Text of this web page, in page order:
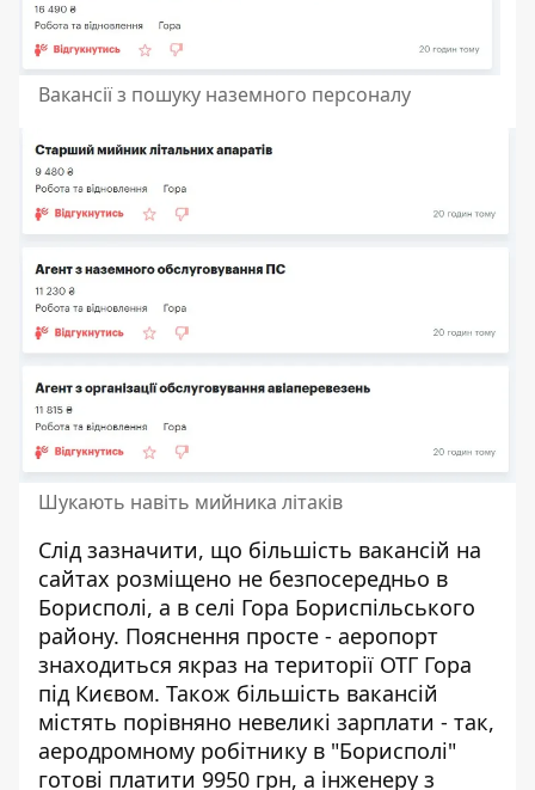
Вакансії з пошуку наземного персоналу
Шукають навіть мийника літаків
Слід зазначити, що більшість вакансій на
сайтах розміщено не безпосередньо в
Борисполі, а в селі Гора Бориспільського
району. Пояснення просте - аеропорт
знаходиться якраз на території ОТГ Гора
під Києвом. Також більшість вакансій
містять порівняно невеликі зарплати - так,
аеродромному робітнику в "Борисполі"
готові платити 9950 грн, а інженеру з